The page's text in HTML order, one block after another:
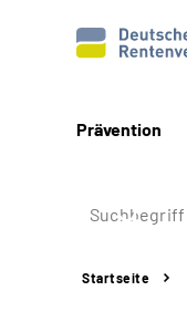
Prävention
Startseite